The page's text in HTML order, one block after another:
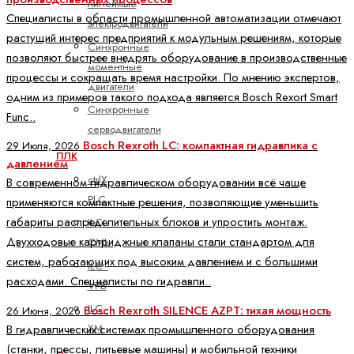
линейные
электродвигатели
Синхронные
моментные
двигатели
Синхронные
серводвигатели
ПЛК
ctrlX
PLC
ILC -
CML
ILC -
VPB
ILC -
XM
Специалисты в области промышленной автоматизации отмечают
растущий интерес предприятий к модульным решениям, которые
позволяют быстрее внедрять оборудование в производственные
процессы и сокращать время настройки. По мнению экспертов,
одним из примеров такого подхода является Bosch Rexort Smart
Func..
29 Июля, 2026 Bosch Rexroth LC: компактная гидравлика с
давлением
В современном гидравлическом оборудовании всё чаще
применяются компактные решения, позволяющие уменьшить
габариты распределительных блоков и упростить монтаж.
Двухходовые картриджные клапаны стали стандартом для
систем, работающих под высоким давлением и с большими
расходами. Специалисты по гидравли..
26 Июня, 2026 Bosch Rexroth SILENCE AZPT: тихая мощность
В гидравлических системах промышленного оборудования
(станки, прессы, литьевые машины) и мобильной техники